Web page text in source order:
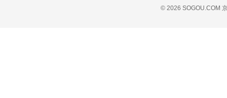
© 2026 SOGOU.COM